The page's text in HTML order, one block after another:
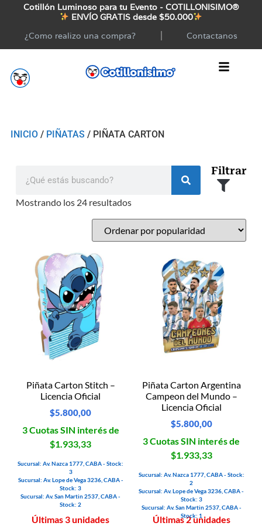
Cotillón Luminoso para tu Evento - COTILLONISIMO®
ENVÍO GRATIS desde $50.000
¿Como realizo una compra?
Contactanos
INICIO/ PIÑATAS / PIÑATA CARTON
Filtrar
Mostrando los 24 resultados
Piñata Carton Stitch –
Licencia Oficial
$5.800,00
3 Cuotas SIN interés de
$1.933,33
Sucursal: Av. Nazca 1777, CABA - Stock:
3
Sucursal: Av. Lope de Vega 3236, CABA -
Stock: 3
Sucursal: Av. San Martin 2537, CABA -
Stock: 2
Últimas 3 unidades
Piñata Carton Argentina
Campeon del Mundo –
Licencia Oficial
$5.800,00
3 Cuotas SIN interés de
$1.933,33
Sucursal: Av. Nazca 1777, CABA - Stock:
2
Sucursal: Av. Lope de Vega 3236, CABA -
Stock: 3
Sucursal: Av. San Martin 2537, CABA -
Stock: 1
Últimas 2 unidades